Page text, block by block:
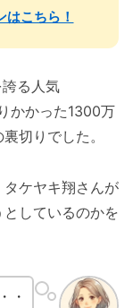
こちら！
る人気
かかった1300万
切りでした。
ケヤキ翔さんが
しているのかを
・